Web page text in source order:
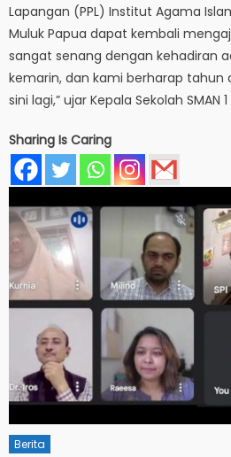
Lapangan (PPL) Institut Agama
Muluk Papua dapat kembali
sangat senang dengan kehadiran
kemarin, dan kami berharap tahun
sini lagi,” ujar Kepala Sekolah SMAN 1
Sharing Is Caring
Berita